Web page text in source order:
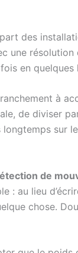
des
une
en quelques
à
de diviser
sur
de
: au lieu
chose.